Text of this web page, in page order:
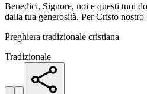
Benedici, Signore, noi e questi tuoi
dalla tua generosità. Per Cristo
Preghiera tradizionale cristiana
Tradizionale